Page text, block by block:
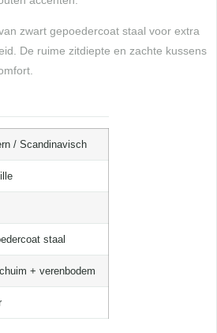
zwart gepoedercoat staal voor extra
De ruime zitdiepte en zachte kussens
/ Scandinavisch
staal
+ verenbodem